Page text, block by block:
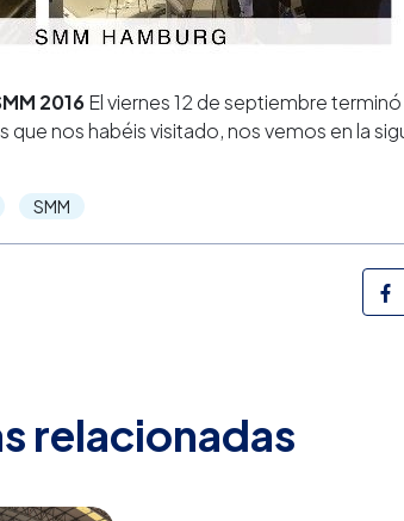
2016El viernes 12 de septiembre
que nos habéis visitado, nos vemos en la
SMM
relacionadas